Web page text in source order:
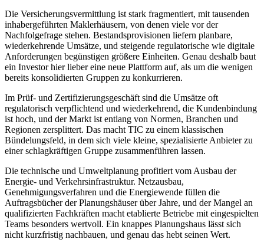
Die Versicherungsvermittlung ist stark fragmentiert, mit tausenden
inhabergeführten Maklerhäusern, von denen viele vor der
Nachfolgefrage stehen. Bestandsprovisionen liefern planbare,
wiederkehrende Umsätze, und steigende regulatorische wie digitale
Anforderungen begünstigen größere Einheiten. Genau deshalb baut
ein Investor hier lieber eine neue Plattform auf, als um die wenigen
bereits konsolidierten Gruppen zu konkurrieren.
Im Prüf- und Zertifizierungsgeschäft sind die Umsätze oft
regulatorisch verpflichtend und wiederkehrend, die Kundenbindung
ist hoch, und der Markt ist entlang von Normen, Branchen und
Regionen zersplittert. Das macht TIC zu einem klassischen
Bündelungsfeld, in dem sich viele kleine, spezialisierte Anbieter zu
einer schlagkräftigen Gruppe zusammenführen lassen.
Die technische und Umweltplanung profitiert vom Ausbau der
Energie- und Verkehrsinfrastruktur. Netzausbau,
Genehmigungsverfahren und die Energiewende füllen die
Auftragsbücher der Planungshäuser über Jahre, und der Mangel an
qualifizierten Fachkräften macht etablierte Betriebe mit eingespielten
Teams besonders wertvoll. Ein knappes Planungshaus lässt sich
nicht kurzfristig nachbauen, und genau das hebt seinen Wert.